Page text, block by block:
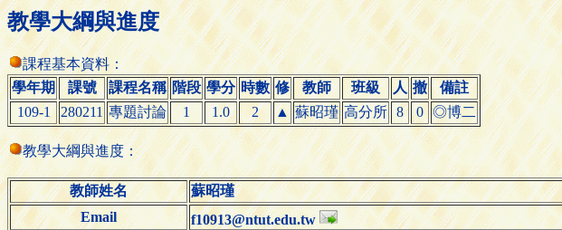
教學大綱與進度
課程基本資料：
學年期
課號 課程名稱 階段 學分 時數 修 教師 班級 人 撤
備註
109-1
280211 專題討論 1 1.0 2 ▲ 蘇昭瑾 高分所 8 0 ◎博二
教學大綱與進度：
教師姓名
蘇昭瑾
Email
f10913@ntut.edu.tw